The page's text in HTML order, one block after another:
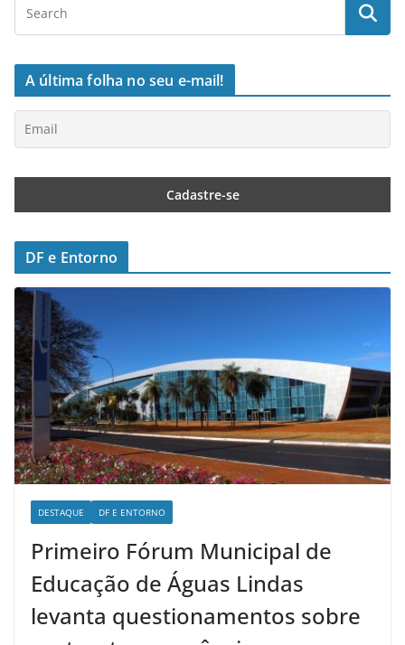
A última folha no seu e-mail!
DF e Entorno
DESTAQUE DF E ENTORNO
Primeiro Fórum Municipal de
Educação de Águas Lindas
levanta questionamentos sobre